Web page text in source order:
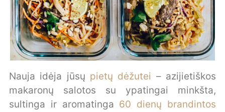
Nauja idėja jūsų pietų dėžutei – azijietiškos
makaronų salotos su ypatingai minkšta,
sultinga ir aromatinga 60 dienų brandintos